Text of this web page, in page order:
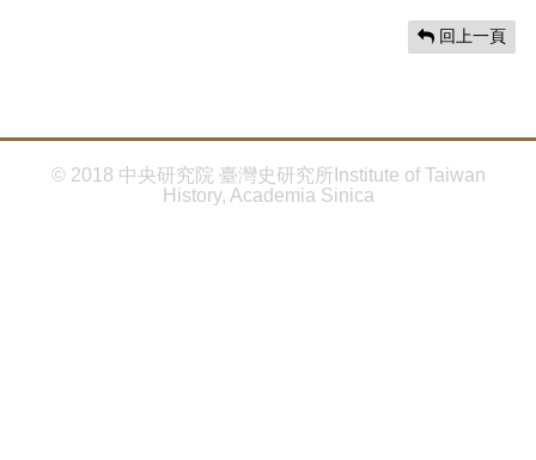
回上一頁
© 2018 中央研究院 臺灣史研究所Institute of Taiwan
History, Academia Sinica